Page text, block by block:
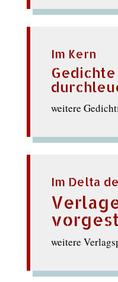
Im Kern
weitere
Im Delta
weitere